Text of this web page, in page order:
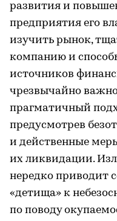
развития и
предприятия его
изучить рынок,
компанию и
источников
чрезвычайно
прагматичный
предусмотрев
и действенные
их ликвидации.
нередко приводит
«детища» к
по поводу